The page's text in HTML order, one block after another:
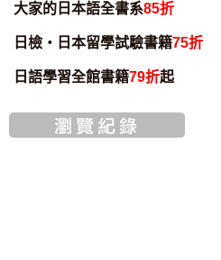
大家的日本語全書系85折
日檢・日本留學試驗書籍75折
日語學習全館書籍79折起